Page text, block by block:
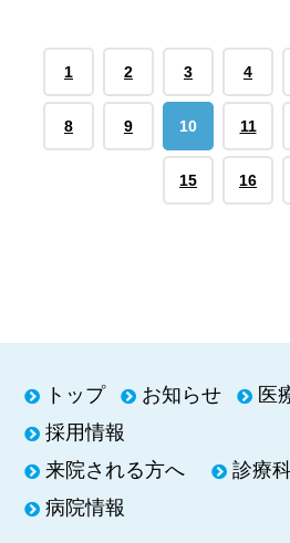
1 2 3 4
8 9 10 11
15 16
トップ お知らせ
医
採用情報
来院される方へ
診療
病院情報